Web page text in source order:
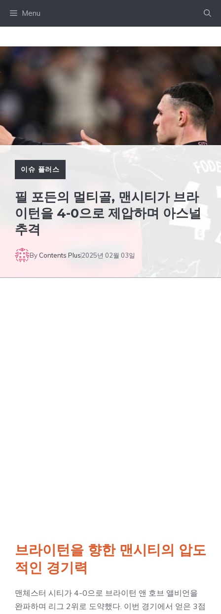
Menu
이슈 플러스
필 포든의 멀티골, 맨시티가 브라
이턴을 4-0으로 제압하며 아스널
추격
By Contents Plus2025년 02월 03일
브라이턴을 향한 맨시티의 압도
적인 경기력
맨체스터 시티가 4-0으로 브라이턴 앤 호브 앨비언을
완파하며 리그 2위로 도약했다. 이번 경기에서 얻은 3점